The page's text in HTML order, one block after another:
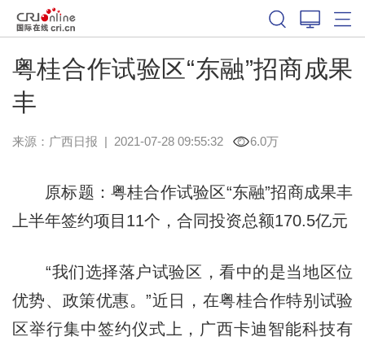
粤桂合作试验区“东融”招商成果
丰
来源： 广西日报 | 2021-07-28 09:55:32 6.0万
原标题：粤桂合作试验区“东融”招商成果丰
上半年签约项目11个，合同投资总额170.5亿元
“我们选择落户试验区，看中的是当地区位
优势、政策优惠。”近日，在粤桂合作特别试验
区举行集中签约仪式上，广西卡迪智能科技有